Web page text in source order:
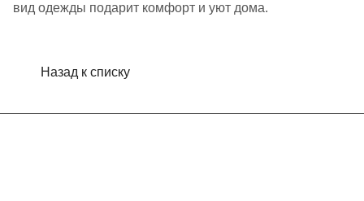
вид одежды подарит комфорт и уют дома.
Назад к списку